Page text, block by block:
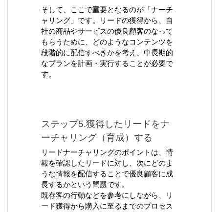
そして、ここで重要となるのが「ナーチ
ャリング」です。リードの獲得から、自
社の商品やサービスの優良顧客のなって
もらうために、どのようなコンテンツを
段階的に配信すべきかを考え、中長期的
なプランを計画・実行することが必要で
す。
ステップ5.獲得したリードをナ
ーチャリング（育成）する
リードナーチャリングのポイントは、情
報を確認したリードに対し、次にどのよ
うな情報を配信することで優良顧客に成
長するかという問題です。
既存客の行動などを参考にしながら、リ
ード獲得から購入に至るまでのプロセス